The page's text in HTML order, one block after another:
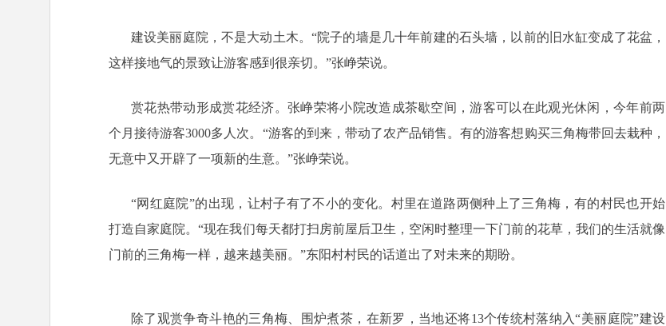
建设美丽庭院，不是大动土木。“院子的墙是几十年前建的石头墙，以前的旧水缸变成了花盆，
这样接地气的景致让游客感到很亲切。”张峥荣说。
赏花热带动形成赏花经济。张峥荣将小院改造成茶歇空间，游客可以在此观光休闲，今年前两
个月接待游客3000多人次。“游客的到来，带动了农产品销售。有的游客想购买三角梅带回去栽种，
无意中又开辟了一项新的生意。”张峥荣说。
“网红庭院”的出现，让村子有了不小的变化。村里在道路两侧种上了三角梅，有的村民也开始
打造自家庭院。“现在我们每天都打扫房前屋后卫生，空闲时整理一下门前的花草，我们的生活就像
门前的三角梅一样，越来越美丽。”东阳村村民的话道出了对未来的期盼。
除了观赏争奇斗艳的三角梅、围炉煮茶，在新罗，当地还将13个传统村落纳入“美丽庭院”建设